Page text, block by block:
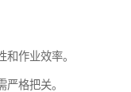
作业效率。
格把关。